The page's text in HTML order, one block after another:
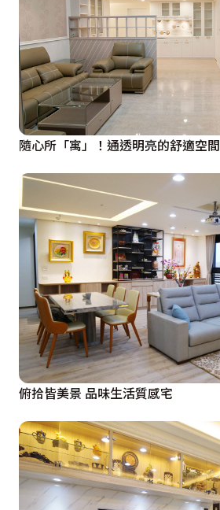
隨心所「寓」！通透明亮的舒適空間
俯拾皆美景 品味生活質感宅